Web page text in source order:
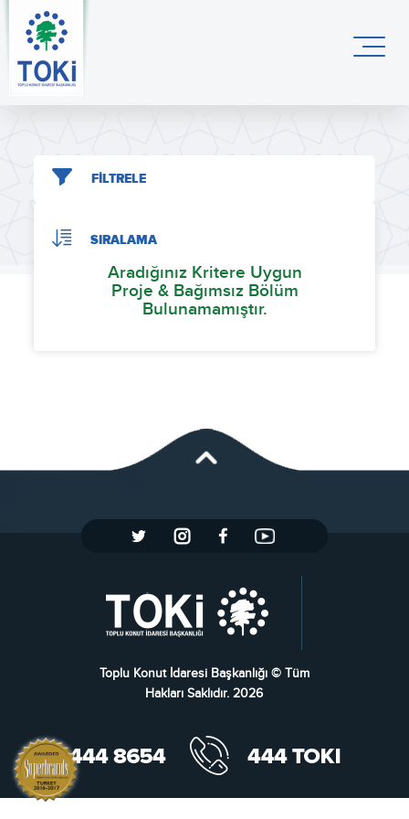
FİLTRELE
SIRALAMA
Aradığınız Kritere Uygun
Proje & Bağımsız Bölüm
Bulunamamıştır.
Toplu Konut İdaresi Başkanlığı © Tüm
Hakları Saklıdır. 2026